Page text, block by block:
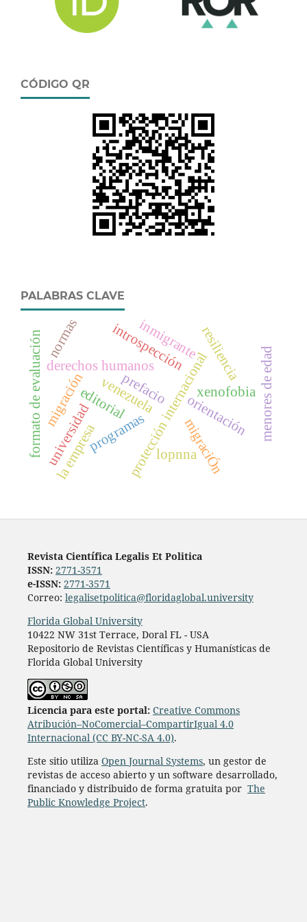
CÓDIGO QR
PALABRAS CLAVE
editorialprefacio
migraciÓn
protección internacional
derechos humanos
venezuela
programas
resiliencia
xenofobia
introspección
inmigrante
migración
normas
formato de evaluación menores de edad
orientación
universidad lopnna
la empresa
Revista Científica Legalis Et Politica
ISSN: 2771-3571
e-ISSN: 2771-3571
Correo: legalisetpolitica@floridaglobal.university
Florida Global University
10422 NW 31st Terrace, Doral FL - USA
Repositorio de Revistas Científicas y Humanísticas de
Florida Global University
Licencia para este portal: Creative Commons
Atribución–NoComercial–CompartirIgual 4.0
Internacional (CC BY-NC-SA 4.0).
Este sitio utiliza Open Journal Systems, un gestor de
revistas de acceso abierto y un software desarrollado,
financiado y distribuido de forma gratuita por The
Public Knowledge Project.